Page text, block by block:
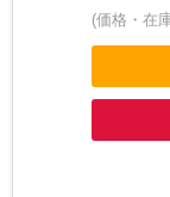
(価格・在